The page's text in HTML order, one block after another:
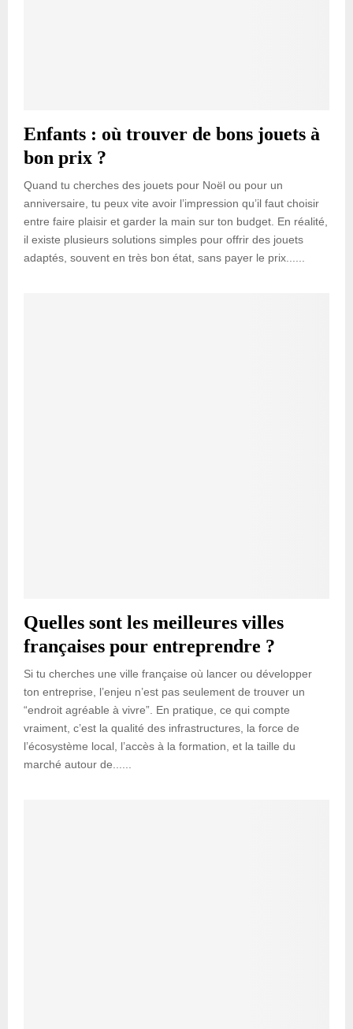
Enfants : où trouver de bons jouets à
bon prix ?
Quand tu cherches des jouets pour Noël ou pour un
anniversaire, tu peux vite avoir l’impression qu’il faut choisir
entre faire plaisir et garder la main sur ton budget. En réalité,
il existe plusieurs solutions simples pour offrir des jouets
adaptés, souvent en très bon état, sans payer le prix......
Quelles sont les meilleures villes
françaises pour entreprendre ?
Si tu cherches une ville française où lancer ou développer
ton entreprise, l’enjeu n’est pas seulement de trouver un
“endroit agréable à vivre”. En pratique, ce qui compte
vraiment, c’est la qualité des infrastructures, la force de
l’écosystème local, l’accès à la formation, et la taille du
marché autour de......